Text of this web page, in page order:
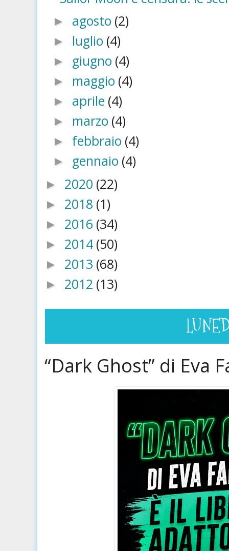
► agosto (2)
► luglio (4)
► giugno (4)
► maggio (4)
► aprile (4)
► marzo (4)
► febbraio (4)
► gennaio (4)
► 2020 (22)
► 2018 (1)
► 2016 (34)
► 2014 (50)
► 2013 (68)
► 2012 (13)
“Dark Ghost” di Eva